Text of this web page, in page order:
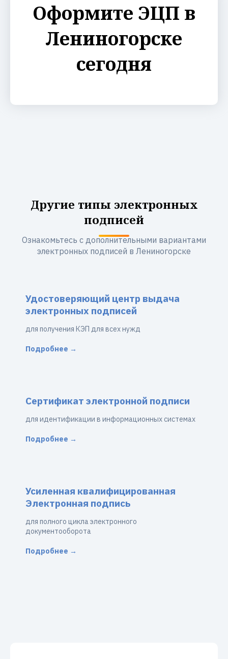
Оформите ЭЦП в
Лениногорске
сегодня
Другие типы электронных
подписей
Ознакомьтесь с дополнительными вариантами
электронных подписей в Лениногорске
Удостоверяющий центр выдача
электронных подписей
для получения КЭП для всех нужд
Подробнее →
Сертификат электронной подписи
для идентификации в информационных системах
Подробнее →
Усиленная квалифицированная
Электронная подпись
для полного цикла электронного
документооборота
Подробнее →